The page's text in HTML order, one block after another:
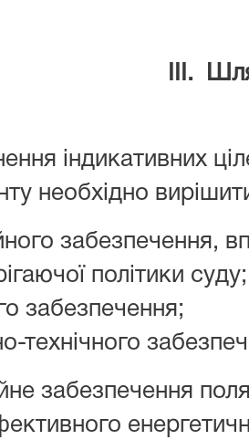
Шляхи
індикативних
необхідно
забезпечення,
політики суду;
забезпечення;
технічного
забезпечення